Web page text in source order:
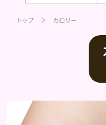
トップ カロリー